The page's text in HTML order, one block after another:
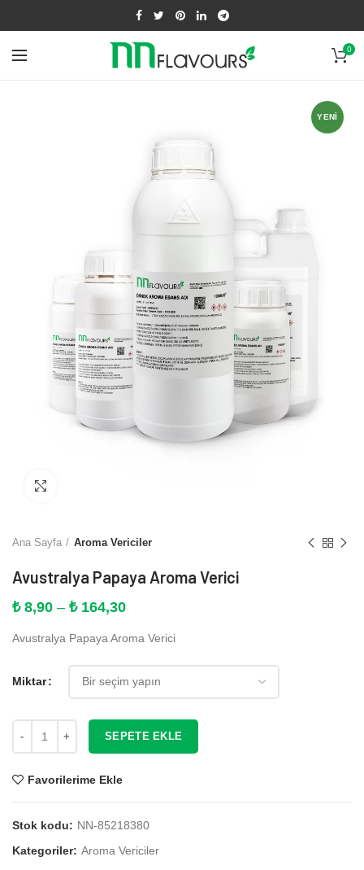
0
YENI
Ana Sayfa Aroma Vericiler
Avustralya Papaya Aroma Verici
₺8,90 – ₺164,30Fiyat
₺ 8,90
Avustralya Papaya Aroma Verici
Miktar
SEPETE EKLE
Favorilerime Ekle
Stok kodu: NN-85218380
Kategoriler: Aroma Vericiler